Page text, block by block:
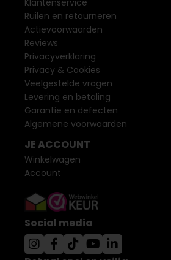
Klantenservice
Ruilen en retourneren
Actievoorwaarden
Reviews
Privacyverklaring
Privacy & Cookies
Veelgestelde vragen
Levering en betaling
Garantie en defecten
Algemene voorwaarden
JE ACCOUNT
Winkelwagen
Account
Social media